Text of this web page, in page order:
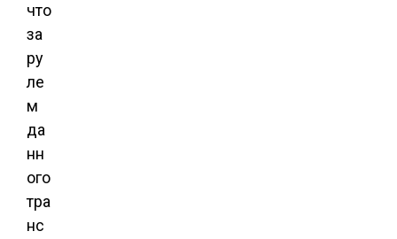
что
за
ру
ле
м
да
нн
ого
тра
нс